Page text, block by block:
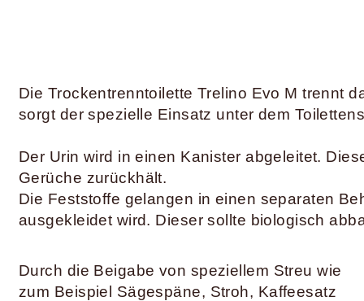
Die Trockentrenntoilette Trelino Evo M trennt
sorgt der spezielle Einsatz unter dem
Der Urin wird in einen Kanister abgeleitet.
Gerüche zurückhält.
Die Feststoffe gelangen in einen separaten
ausgekleidet wird. Dieser sollte biologisch
Durch die Beigabe von speziellem Streu wie
zum Beispiel Sägespäne, Stroh, Kaffeesatz